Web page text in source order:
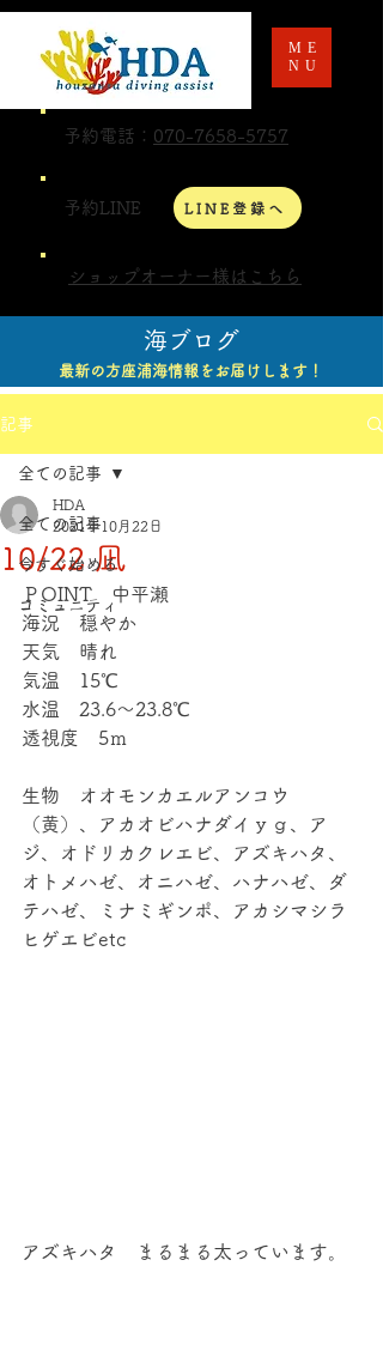
予約電話： 070-7658-5757
予約LINE LINE登録へ
ショップオーナー様はこちら
ME
NU
海ブログ
最新の方座浦海情報をお届けします！
記事
全ての記事
今すぐ始める
コミュニティ
全ての記事
10/22 凪
HDA
2021年10月22日
ＰOINT　中平瀬
海況　穏やか
天気　晴れ
気温　15℃
水温　23.6～23.8℃
透視度　5ｍ
生物　オオモンカエルアンコウ
（黄）、アカオビハナダイｙｇ、ア
ジ、オドリカクレエビ、アズキハタ、
オトメハゼ、オニハゼ、ハナハゼ、ダ
テハゼ、ミナミギンポ、アカシマシラ
ヒゲエビetc
アズキハタ　まるまる太っています。